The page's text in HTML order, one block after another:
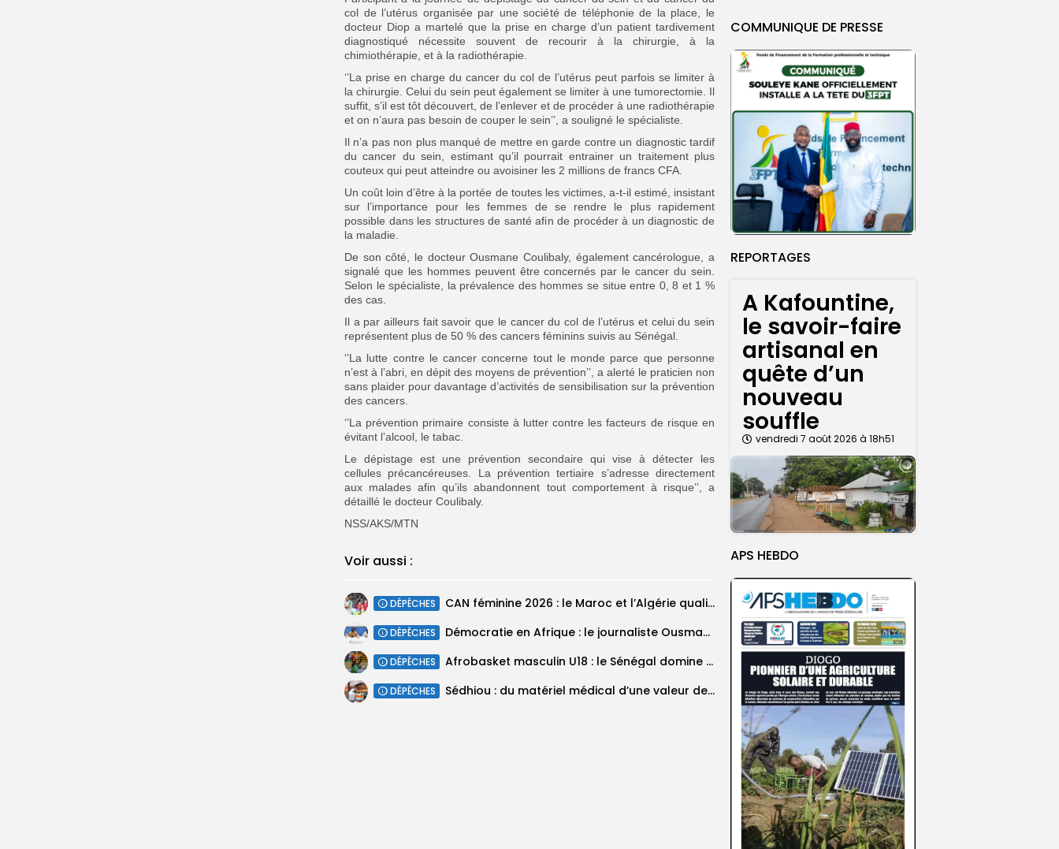
COMMUNIQUE DE PRESSE
REPORTAGES
A Kafountine,
le savoir-faire
artisanal en
quête d’un
nouveau
souffle
vendredi 7 août 2026 à 18h51
APS HEBDO
col de l’utérus organisée par une société de téléphonie de la place, le
docteur Diop a martelé que la prise en charge d’un patient tardivement
diagnostiqué nécessite souvent de recourir à la chirurgie, à la
chimiothérapie, et à la radiothérapie.
‘’La prise en charge du cancer du col de l’utérus peut parfois se limiter à
la chirurgie. Celui du sein peut également se limiter à une tumorectomie. Il
suffit, s’il est tôt découvert, de l’enlever et de procéder à une radiothérapie
et on n’aura pas besoin de couper le sein’’, a souligné le spécialiste.
Il n’a pas non plus manqué de mettre en garde contre un diagnostic tardif
du cancer du sein, estimant qu’il pourrait entrainer un traitement plus
couteux qui peut atteindre ou avoisiner les 2 millions de francs CFA.
Un coût loin d’être à la portée de toutes les victimes, a-t-il estimé, insistant
sur l’importance pour les femmes de se rendre le plus rapidement
possible dans les structures de santé afin de procéder à un diagnostic de
la maladie.
De son côté, le docteur Ousmane Coulibaly, également cancérologue, a
signalé que les hommes peuvent être concernés par le cancer du sein.
Selon le spécialiste, la prévalence des hommes se situe entre 0, 8 et 1 %
des cas.
Il a par ailleurs fait savoir que le cancer du col de l’utérus et celui du sein
représentent plus de 50 % des cancers féminins suivis au Sénégal.
‘’La lutte contre le cancer concerne tout le monde parce que personne
n’est à l’abri, en dépit des moyens de prévention’’, a alerté le praticien non
sans plaider pour davantage d’activités de sensibilisation sur la prévention
des cancers.
‘’La prévention primaire consiste à lutter contre les facteurs de risque en
évitant l’alcool, le tabac.
Le dépistage est une prévention secondaire qui vise à détecter les
cellules précancéreuses. La prévention tertiaire s’adresse directement
aux malades afin qu’ils abandonnent tout comportement à risque’’, a
détaillé le docteur Coulibaly.
NSS/AKS/MTN
Voir aussi :
DÉPÊCHES CAN féminine 2026 : le Maroc et l’Algérie qualifiés pour les demi-finales
DÉPÊCHES Démocratie en Afrique : le journaliste Ousmane Ndiaye plaide pour des voies...
DÉPÊCHES ‎Afrobasket masculin U18 : le Sénégal domine la Tunisie (55-34) et se...
DÉPÊCHES Sédhiou : du matériel médical d’une valeur de 15 millions de FCFA...